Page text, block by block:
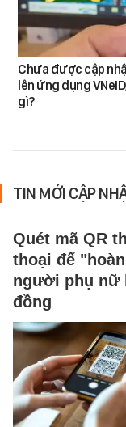
Chưa được cập
lên ứng dụng
gì?
TIN MỚI CẬP
Quét mã QR
thoại để
người phụ nữ
đồng